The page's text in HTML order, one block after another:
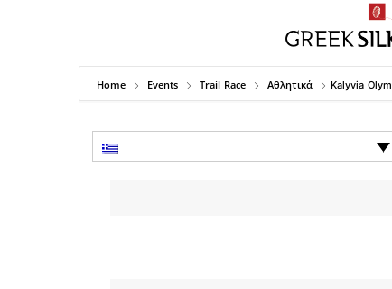
Home Events Trail Race Αθλητικά Kalyvia